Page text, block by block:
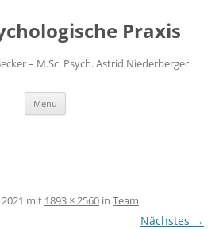
Praxis
– M.Sc. Psych. Astrid Niederberger
Menü
mit 1893 × 2560 in Team.
Nächstes →